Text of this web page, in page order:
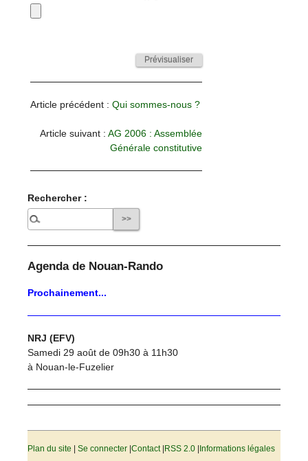
Article précédent :Qui sommes-nous ?
Article suivant : AG 2006 : Assemblée
Générale constitutive
Rechercher :
Agenda de Nouan-Rando
Prochainement...
NRJ (EFV)
Samedi 29 août de 09h30 à 11h30
à Nouan-le-Fuzelier
Plan du site |Se connecter |Contact| RSS 2.0 Informations légales